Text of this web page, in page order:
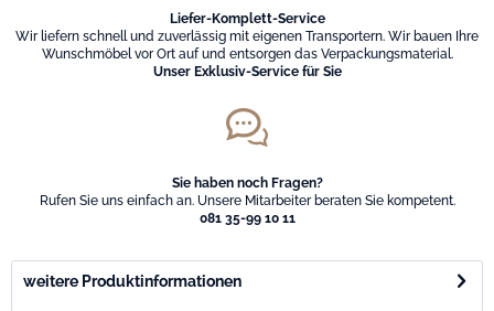
Liefer-Komplett-Service
Wir liefern schnell und zuverlässig mit eigenen Transportern. Wir bauen Ihre
Wunschmöbel vor Ort auf und entsorgen das Verpackungsmaterial.
Unser Exklusiv-Service für Sie
Sie haben noch Fragen?
Rufen Sie uns einfach an. Unsere Mitarbeiter beraten Sie kompetent.
081 35-99 10 11
weitere Produktinformationen